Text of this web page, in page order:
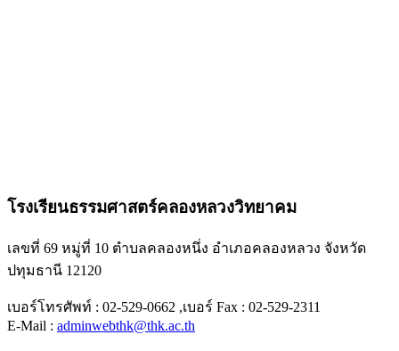
โรงเรียนธรรมศาสตร์คลองหลวงวิทยาคม
เลขที่ 69 หมู่ที่ 10 ตำบลคลองหนึ่ง อำเภอคลองหลวง จังหวัด
ปทุมธานี 12120
เบอร์โทรศัพท์ : 02-529-0662 ,เบอร์ Fax : 02-529-2311
E-Mail : adminwebthk@thk.ac.th